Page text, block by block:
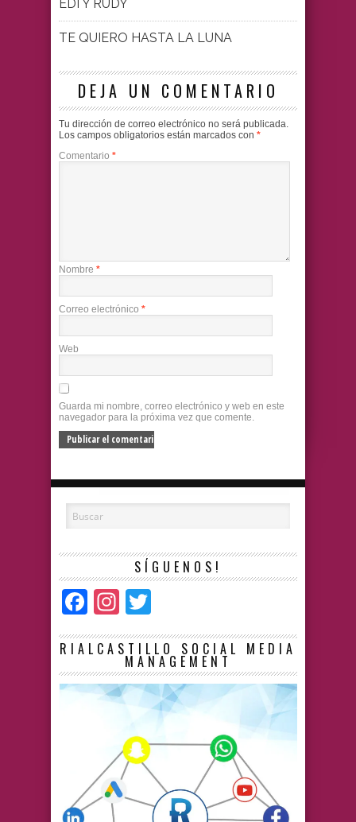
EDI Y RUDY
TE QUIERO HASTA LA LUNA
DEJA UN COMENTARIO
Tu dirección de correo electrónico no será publicada.
Los campos obligatorios están marcados con *
Comentario *
Nombre *
Correo electrónico *
Web
Guarda mi nombre, correo electrónico y web en este
navegador para la próxima vez que comente.
SÍGUENOS!
Facebook
Instagram
RIALCASTILLO SOCIAL MEDIA
MANAGEMENT